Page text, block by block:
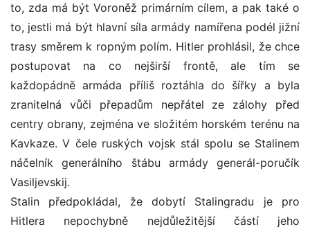
to, zda má být Voroněž primárním cílem, a pak také o
to, jestli má být hlavní síla armády namířena podél jižní
trasy směrem k ropným polím. Hitler prohlásil, že chce
postupovat na co nejširší frontě, ale tím se
každopádně armáda příliš roztáhla do šířky a byla
zranitelná vůči přepadům nepřátel ze zálohy před
centry obrany, zejména ve složitém horském terénu na
Kavkaze. V čele ruských vojsk stál spolu se Stalinem
náčelník generálního štábu armády generál-poručík
Vasiljevskij.
Stalin předpokládal, že dobytí Stalingradu je pro
Hitlera nepochybně nejdůležitější částí jeho